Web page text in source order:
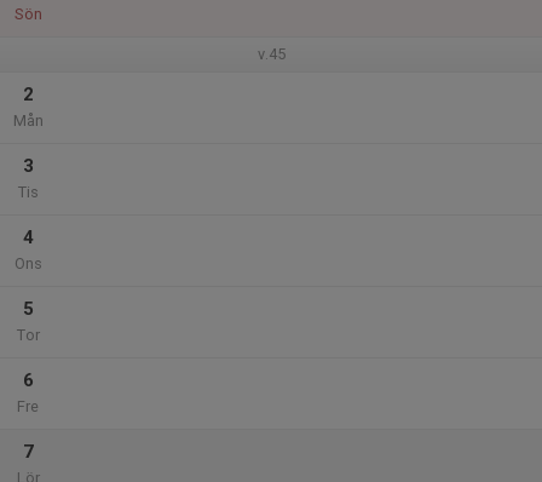
Sön
v.45
2
Mån
3
Tis
4
Ons
5
Tor
6
Fre
7
Lör